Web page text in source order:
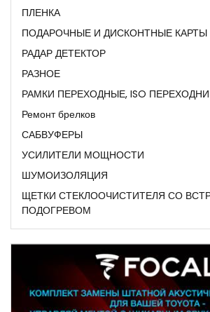
ПЛЕНКА
ПОДАРОЧНЫЕ И ДИСКОНТНЫЕ КАРТЫ
РАДАР ДЕТЕКТОР
РАЗНОЕ
РАМКИ ПЕРЕХОДНЫЕ, ISO
Ремонт брелков
САБВУФЕРЫ
УСИЛИТЕЛИ МОЩНОСТИ
ШУМОИЗОЛЯЦИЯ
ЩЕТКИ СТЕКЛООЧИСТИТЕЛЯ СО
ПОДОГРЕВОМ